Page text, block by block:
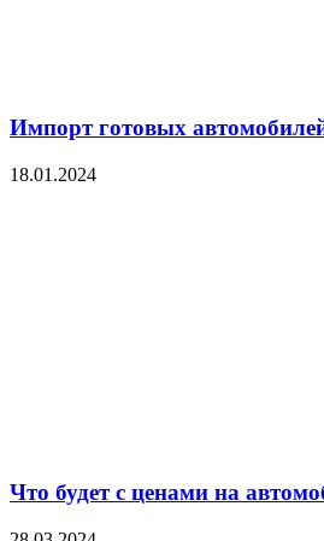
Импорт готовых
18.01.2024
Что будет с ценами на